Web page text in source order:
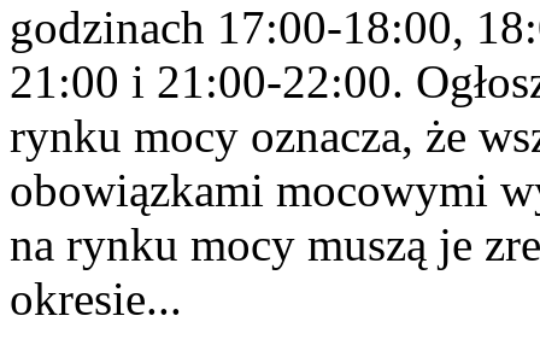
godzinach 17:00-18:00,
21:00 i 21:00-22:00.
rynku mocy oznacza, że
obowiązkami mocowymi
na rynku mocy muszą je
okresie...